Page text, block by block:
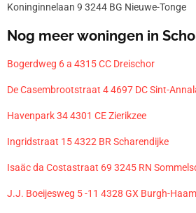
Koninginnelaan 9 3244 BG Nieuwe-Tonge
Nog meer woningen in
Bogerdweg 6 a 4315 CC Dreischor
De Casembrootstraat 4 4697 DC Sint-
Havenpark 34 4301 CE Zierikzee
Ingridstraat 15 4322 BR Scharendijke
Isaäc da Costastraat 69 3245 RN
J.J. Boeijesweg 5 -11 4328 GX Burgh-